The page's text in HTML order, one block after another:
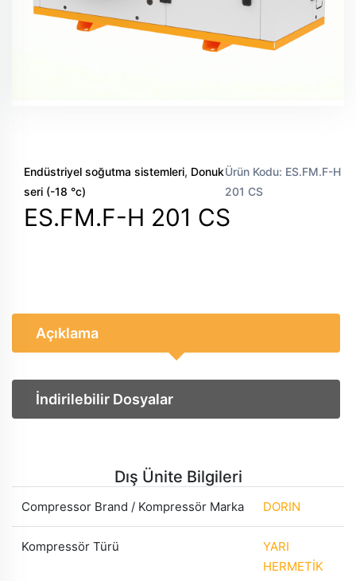
Endüstriyel soğutma sistemleri, Donuk
seri (-18 °c)
Ürün Kodu: ES.FM.F-H
201 CS
ES.FM.F-H 201 CS
Açıklama
İndirilebilir Dosyalar
Dış Ünite Bilgileri
Compressor Brand / Kompressör Marka DORIN
Kompressör Türü
YARI
HERMETİK